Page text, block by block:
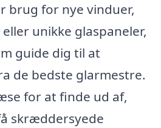
brug for nye vinduer,
unikke glaspaneler,
guide dig til at
de bedste glarmestre.
for at finde ud af,
skræddersyede